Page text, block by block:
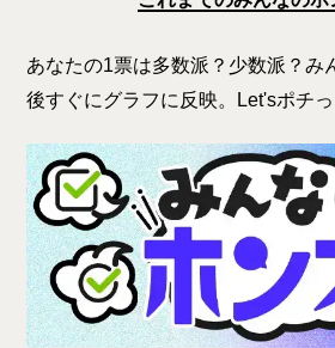
あなたの1票は多数派？少数派？み
後すぐにグラフに反映。Let'sポチっ